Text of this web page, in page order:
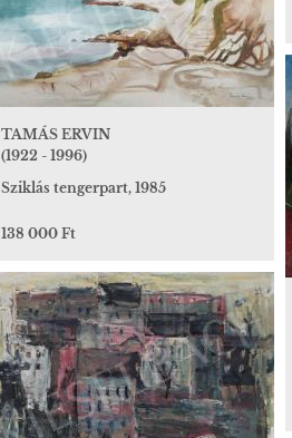
TAMÁS ERVIN
(1922 - 1996)
Sziklás tengerpart, 1985
138 000 Ft